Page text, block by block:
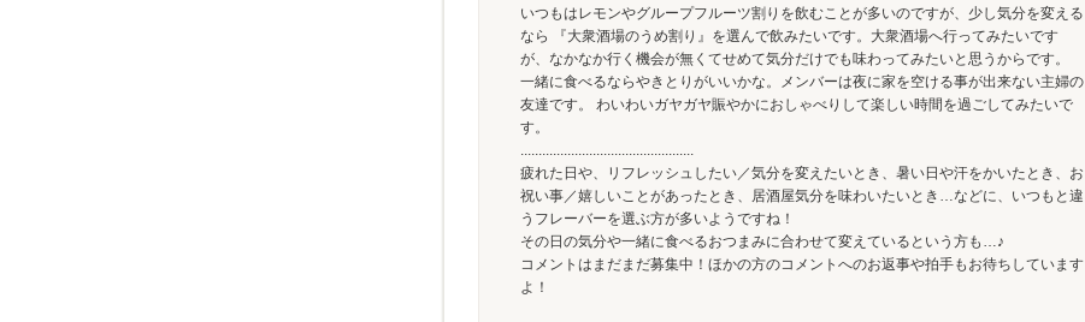
いつもはレモンやグループフルーツ割りを飲むことが多いのですが、少し気分を変える
なら 『大衆酒場のうめ割り』を選んで飲みたいです。大衆酒場へ行ってみたいです
が、なかなか行く機会が無くてせめて気分だけでも味わってみたいと思うからです。
一緒に食べるならやきとりがいいかな。メンバーは夜に家を空ける事が出来ない主婦の
友達です。 わいわいガヤガヤ賑やかにおしゃべりして楽しい時間を過ごしてみたいで
す。
................................................
疲れた日や、リフレッシュしたい／気分を変えたいとき、暑い日や汗をかいたとき、お
祝い事／嬉しいことがあったとき、居酒屋気分を味わいたいとき…などに、いつもと違
うフレーバーを選ぶ方が多いようですね！
その日の気分や一緒に食べるおつまみに合わせて変えているという方も…♪
コメントはまだまだ募集中！ほかの方のコメントへのお返事や拍手もお待ちしています
よ！